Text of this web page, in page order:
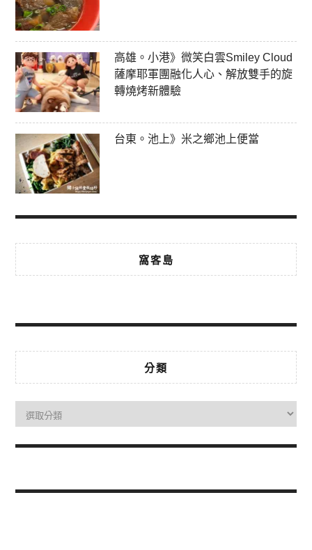
高雄。小港》微笑白雲Smiley Cloud
薩摩耶軍團融化人心、解放雙手的旋
轉燒烤新體驗
台東。池上》米之鄉池上便當
窩客島
分類